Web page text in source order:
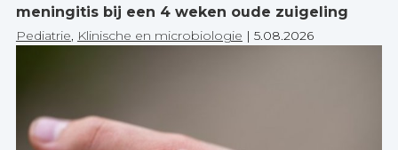
meningitis bij een 4 weken oude zuigeling
Pediatrie, Klinische en microbiologie | 5.08.2026